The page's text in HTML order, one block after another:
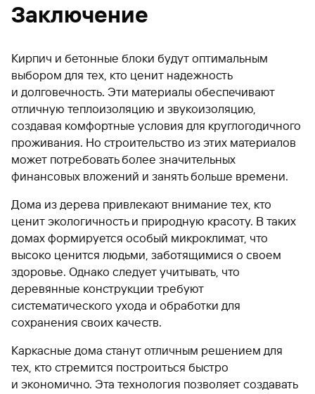
Заключение
Кирпич и бетонные блоки будут оптимальным
выбором для тех, кто ценит надежность
и долговечность. Эти материалы обеспечивают
отличную теплоизоляцию и звукоизоляцию,
создавая комфортные условия для круглогодичного
проживания. Но строительство из этих материалов
может потребовать более значительных
финансовых вложений и занять больше времени.
Дома из дерева привлекают внимание тех, кто
ценит экологичность и природную красоту. В таких
домах формируется особый микроклимат, что
высоко ценится людьми, заботящимися о своем
здоровье. Однако следует учитывать, что
деревянные конструкции требуют
систематического ухода и обработки для
сохранения своих качеств.
Каркасные дома станут отличным решением для
тех, кто стремится построиться быстро
и экономично. Эта технология позволяет создавать